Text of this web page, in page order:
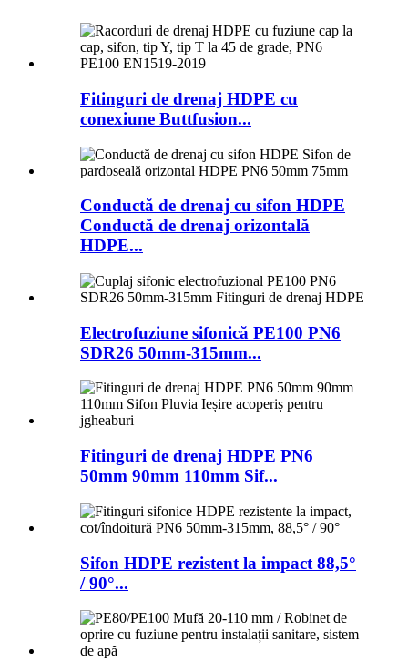
Fitinguri de drenaj HDPE cu
conexiune Buttfusion...
Conductă de drenaj cu sifon HDPE
Conductă de drenaj orizontală
HDPE...
Electrofuziune sifonică PE100 PN6
SDR26 50mm-315mm...
Fitinguri de drenaj HDPE PN6
50mm 90mm 110mm Sif...
Sifon HDPE rezistent la impact 88,5°
/ 90°...